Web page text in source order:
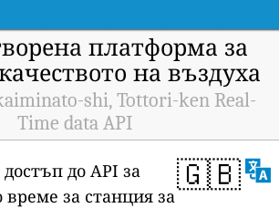
платформа за
на въздуха
shi, Tottori-ken Real-
Time data API
🇬🇧
до API за
за станция за